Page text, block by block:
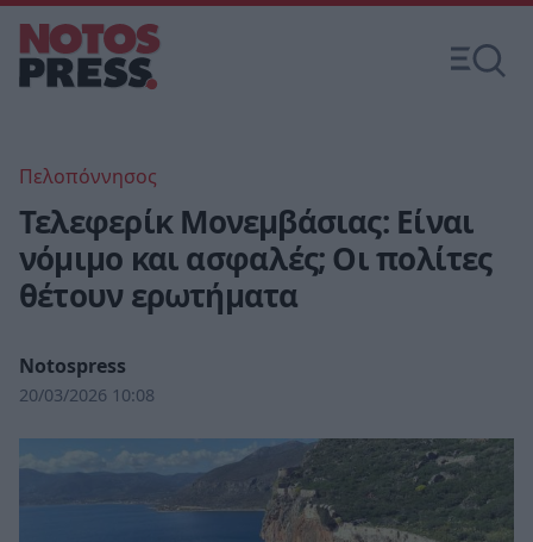
Πελοπόννησος
Τελεφερίκ Μονεμβάσιας: Είναι
νόμιμο και ασφαλές; Οι πολίτες
θέτουν ερωτήματα
Notospress
20/03/2026 10:08